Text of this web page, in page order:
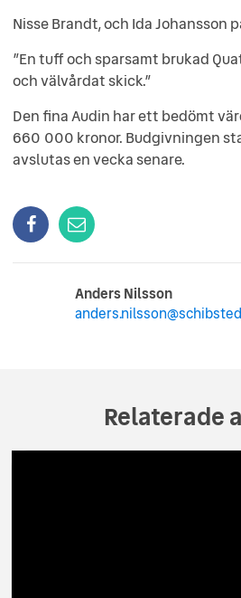
Nisse Brandt, och Ida Johansson
”En tuff och sparsamt brukad
och välvårdat skick.”
Den fina Audin har ett bedömt
660 000 kronor. Budgivningen
avslutas en vecka senare.
Anders Nilsson
Relaterade